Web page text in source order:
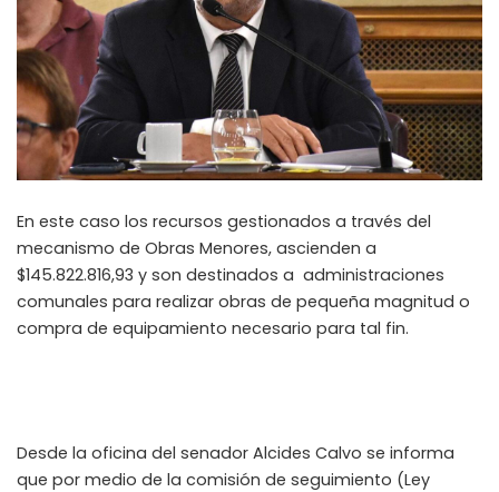
En este caso los recursos gestionados a través del
mecanismo de Obras Menores, ascienden a
$145.822.816,93 y son destinados a administraciones
comunales para realizar obras de pequeña magnitud o
compra de equipamiento necesario para tal fin.
Desde la oficina del senador Alcides Calvo se informa
que por medio de la comisión de seguimiento (Ley